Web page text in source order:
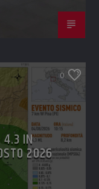
0
4.3 IN
2026